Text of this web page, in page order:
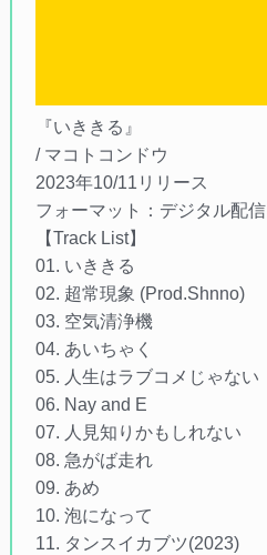
『いききる』
/ マコトコンドウ
2023年10/11リリース
フォーマット：デジタル配信
【Track List】
01. いききる
02. 超常現象 (Prod.Shnno)
03. 空気清浄機
04. あいちゃく
05. 人生はラブコメじゃない
06. Nay and E
07. 人見知りかもしれない
08. 急がば走れ
09. あめ
10. 泡になって
11. タンスイカブツ(2023)